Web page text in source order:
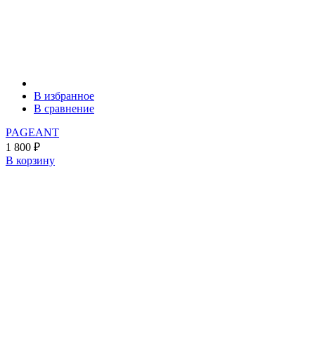
В избранное
В сравнение
PAGEANT
1 800 ₽
В корзину